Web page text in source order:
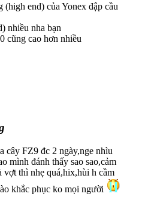
(high end) của Yonex đập cầu
nhiều nha bạn
cũng cao hơn nhiều
cây FZ9 đc 2 ngày,nge nhìu
mình đánh thấy sao sao,cảm
vợt thì nhẹ quá,hix,hùi h cầm
khắc phục ko mọi người